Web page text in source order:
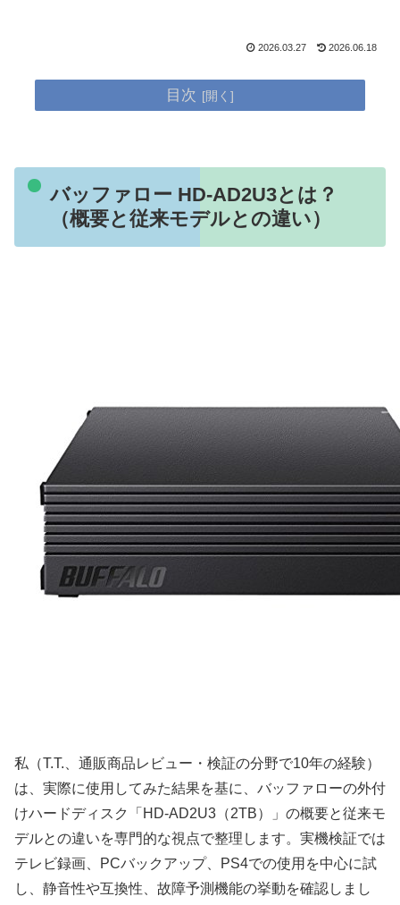
2026.03.27 2026.06.18
目次
バッファロー HD-AD2U3とは？
（概要と従来モデルとの違い）
私（T.T.、通販商品レビュー・検証の分野で10年の経験）
は、実際に使用してみた結果を基に、バッファローの外付
けハードディスク「HD-AD2U3（2TB）」の概要と従来モ
デルとの違いを専門的な視点で整理します。実機検証では
テレビ録画、PCバックアップ、PS4での使用を中心に試
し、静音性や互換性、故障予測機能の挙動を確認しまし